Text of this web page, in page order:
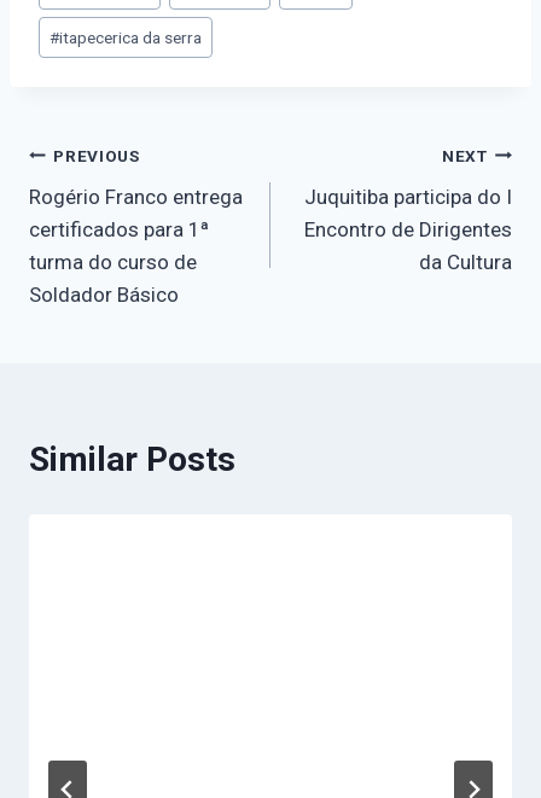
#itapecerica da serra
PREVIOUS
Rogério Franco entrega
certificados para 1ª
turma do curso de
Soldador Básico
NEXT
Juquitiba participa do I
Encontro de Dirigentes
da Cultura
Similar Posts